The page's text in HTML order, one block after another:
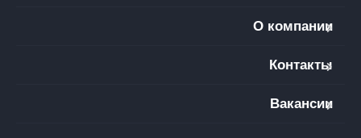
О компании
Контакты
Вакансии